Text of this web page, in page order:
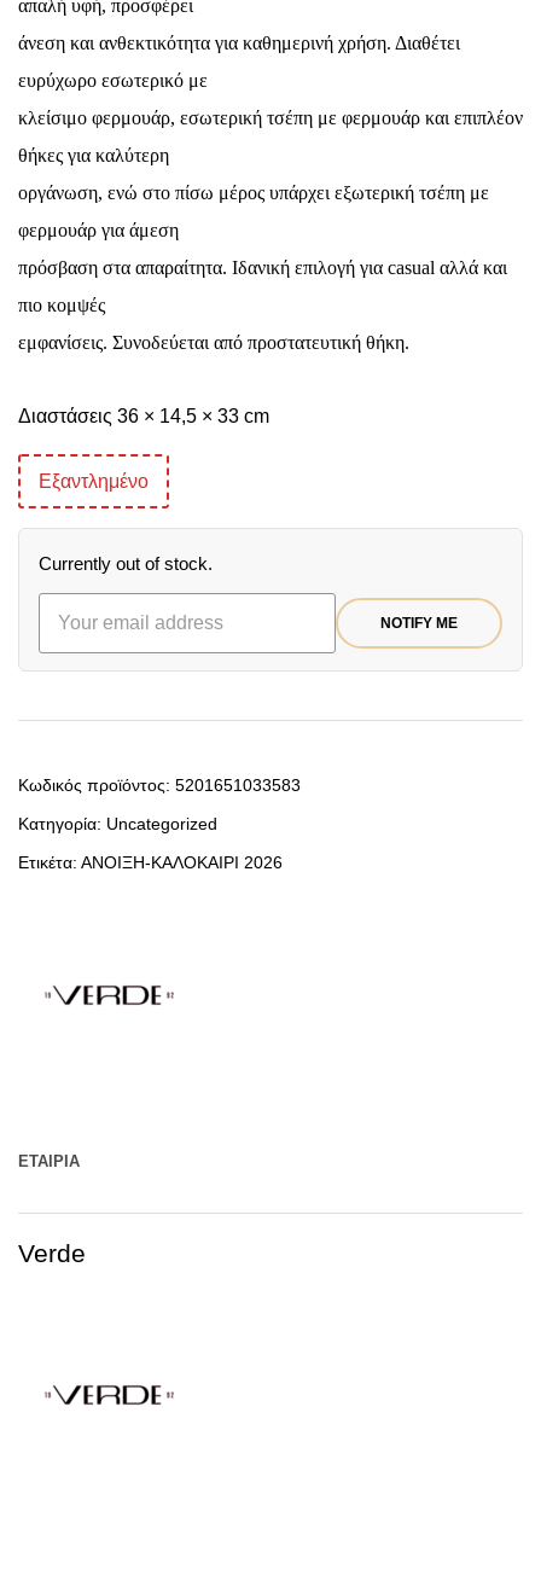
απαλή υφή, προσφέρει
άνεση και ανθεκτικότητα για καθημερινή χρήση. Διαθέτει
ευρύχωρο εσωτερικό με
κλείσιμο φερμουάρ, εσωτερική τσέπη με φερμουάρ και επιπλέον
θήκες για καλύτερη
οργάνωση, ενώ στο πίσω μέρος υπάρχει εξωτερική τσέπη με
φερμουάρ για άμεση
πρόσβαση στα απαραίτητα. Ιδανική επιλογή για casual αλλά και
πιο κομψές
εμφανίσεις. Συνοδεύεται από προστατευτική θήκη.
Διαστάσεις 36 × 14,5 × 33 cm
Εξαντλημένο
Currently out of stock.
NOTIFY ME
Κωδικός προϊόντος: 5201651033583
Κατηγορία: Uncategorized
Ετικέτα: ΑΝΟΙΞΗ-ΚΑΛΟΚΑΙΡΙ 2026
ΕΤΑΙΡΊΑ
Verde